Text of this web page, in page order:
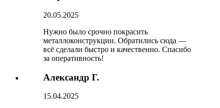
20.05.2025
Нужно было срочно покрасить
металлоконструкции. Обратились сюда —
всё сделали быстро и качественно. Спасибо
за оперативность!
Александр Г.
15.04.2025